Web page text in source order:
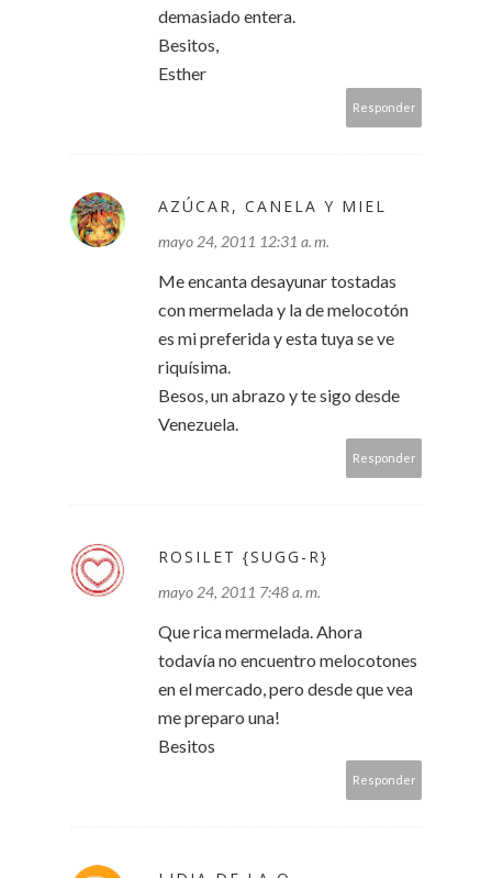
demasiado entera.
Besitos,
Esther
Responder
AZÚCAR, CANELA Y MIEL
mayo 24, 2011 12:31 a. m.
Me encanta desayunar tostadas
con mermelada y la de melocotón
es mi preferida y esta tuya se ve
riquísima.
Besos, un abrazo y te sigo desde
Venezuela.
Responder
ROSILET {SUGG-R}
mayo 24, 2011 7:48 a. m.
Que rica mermelada. Ahora
todavía no encuentro melocotones
en el mercado, pero desde que vea
me preparo una!
Besitos
Responder